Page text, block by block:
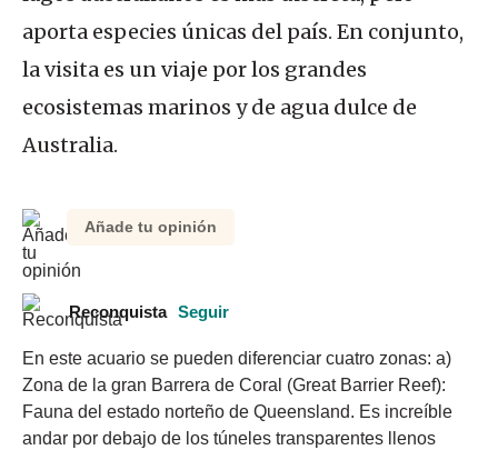
aporta especies únicas del país. En conjunto,
la visita es un viaje por los grandes
ecosistemas marinos y de agua dulce de
Australia.
Añade tu opinión
Reconquista Seguir
En este acuario se pueden diferenciar cuatro zonas: a)
Zona de la gran Barrera de Coral (Great Barrier Reef):
Fauna del estado norteño de Queensland. Es increíble
andar por debajo de los túneles transparentes llenos